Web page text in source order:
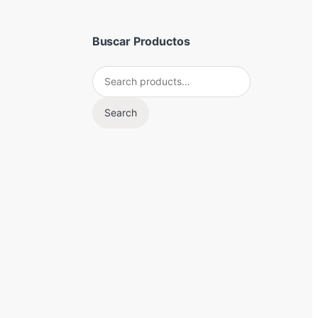
Buscar Productos
Search for:
Search